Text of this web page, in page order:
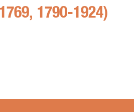
1790-1924)